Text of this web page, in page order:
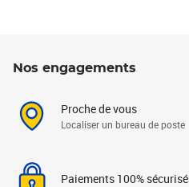
Nos engagements
Proche de vous
Localiser un bureau de poste
Paiements 100%